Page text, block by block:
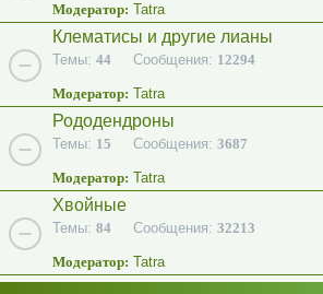
Модератор: Tatra
Клематисы и другие лианы
Темы: 44 Сообщения: 12294
Модератор: Tatra
Рододендроны
Темы: 15 Сообщения: 3687
Модератор: Tatra
Хвойные
Темы: 84 Сообщения: 32213
Модератор: Tatra